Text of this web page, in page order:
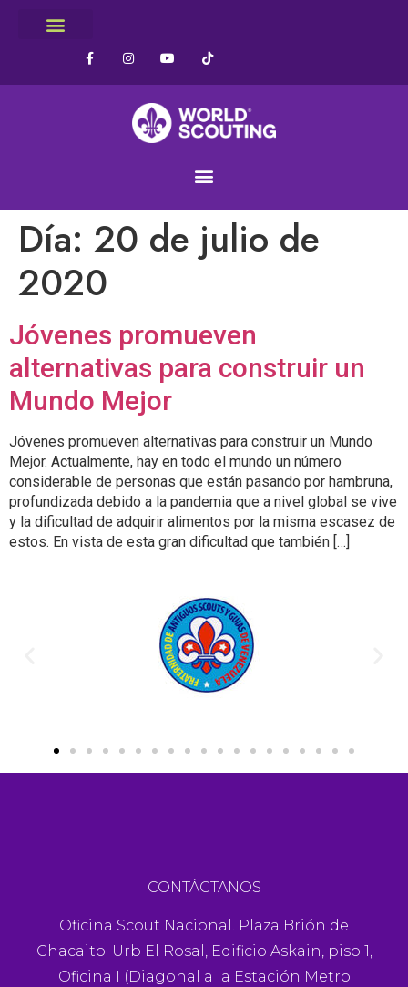
Día: 20 de julio de
2020
Jóvenes promueven
alternativas para construir un
Mundo Mejor
Jóvenes promueven alternativas para construir un Mundo
Mejor. Actualmente, hay en todo el mundo un número
considerable de personas que están pasando por hambruna,
profundizada debido a la pandemia que a nivel global se vive
y la dificultad de adquirir alimentos por la misma escasez de
estos. En vista de esta gran dificultad que también […]
CONTÁCTANOS
Oficina Scout Nacional. Plaza Brión de
Chacaito. Urb El Rosal, Edificio Askain, piso 1,
Oficina I (Diagonal a la Estación Metro